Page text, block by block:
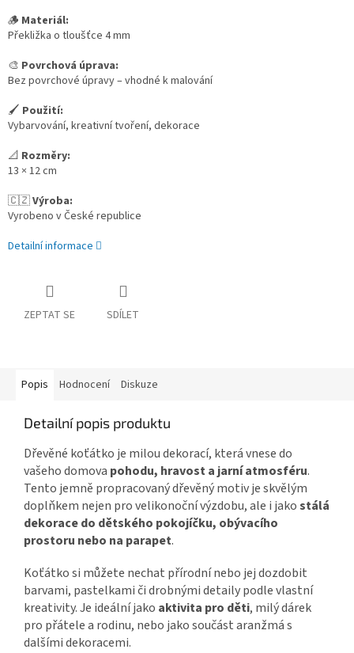
🪵 Materiál:
Překližka o tloušťce 4 mm
🎨 Povrchová úprava:
Bez povrchové úpravy – vhodné k malování
🖌️ Použití:
Vybarvování, kreativní tvoření, dekorace
📐 Rozměry:
13 × 12 cm
🇨🇿Výroba:
Vyrobeno v České republice
Detailní informace
ZEPTAT SE SDÍLET
Popis Hodnocení Diskuze
Detailní popis produktu
Dřevěné koťátko je milou dekorací, která vnese do
vašeho domova pohodu, hravost a jarní atmosféru.
Tento jemně propracovaný dřevěný motiv je skvělým
doplňkem nejen pro velikonoční výzdobu, ale i jakostálá
dekorace do dětského pokojíčku, obývacího
prostoru nebo na parapet.
Koťátko si můžete nechat přírodní nebo jej dozdobit
barvami, pastelkami či drobnými detaily podle vlastní
kreativity. Je ideální jako aktivita pro děti, milý dárek
pro přátele a rodinu, nebo jako součást aranžmá s
dalšími dekoracemi.